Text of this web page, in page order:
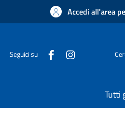
Accedi all'area
Seguici su
Tutti